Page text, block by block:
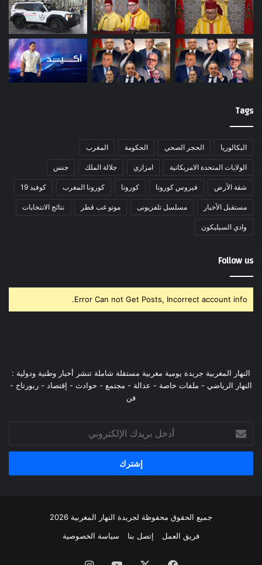
Tags
البكالوريا الحجر الصحي الحكومة المغرب
الولايات المتحدة الامريكانية امزازي جلالة الملك جنس
شقة الأرض فيروس كورونا كورونا كورونا المغرب كوفيد 19
مستقبل الأخبار مسلسل تلفزيونى موتو غب قطر نتائج الانتخابات
وادي السيليكون
Follow us
Error Can not Get Posts, Incorrect account info.
النهار المغربية جريدة يومية مغربية مستقلة شاملة تنشر أخبار وطنية ودولية :
النهار الرياضي - ملفات خاصة - عدالة - مجتمع - حوادث - إقتصاد - ربورتاج -
فن
بريدك
الإلكتروني
جميع الحقوق محفوظة لجريدة النهار المغربية 2026
فريق العمل
إتصل بنا سياسة الخصوصية